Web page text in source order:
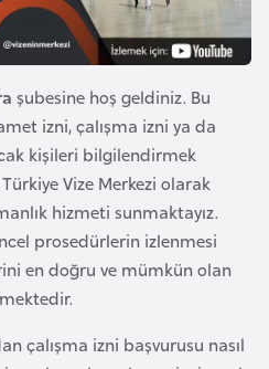
şubesine hoş geldiniz. Bu
izni, çalışma izni ya da
kişileri bilgilendirmek
Vize Merkezi olarak
hizmeti sunmaktayız.
prosedürlerin izlenmesi
en doğru ve mümkün olan
çalışma izni başvurusu nasıl